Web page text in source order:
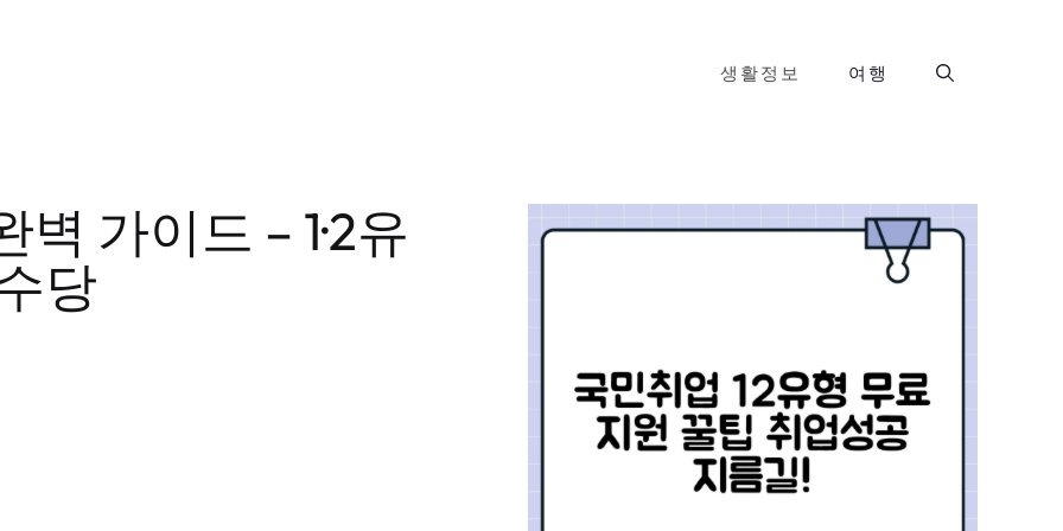
생활정보 여행
가이드 – 1·2유
당